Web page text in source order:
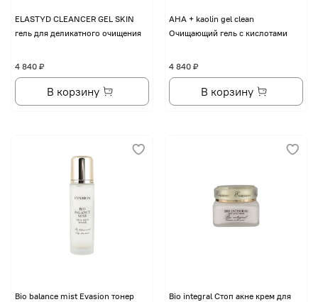
ELASTYD CLEANCER GEL SKIN
гель для деликатного очищения
4 840 ₽
В корзину
AHA + kaolin gel clean
Очищающий гель с кислотами
4 840 ₽
В корзину
Bio balance mist Evasion тонер
Bio integral Стоп акне крем для